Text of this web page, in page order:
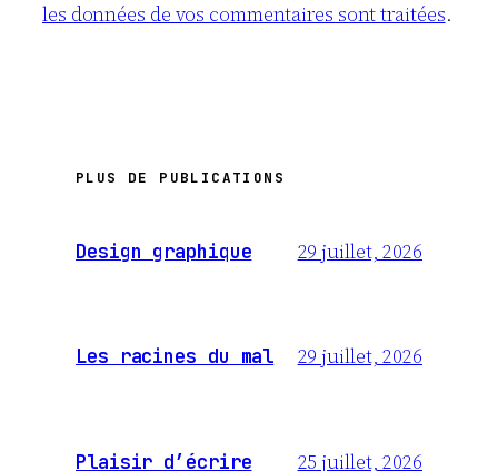
les données de vos commentaires sont traitées.
PLUS DE PUBLICATIONS
Design graphique 29 juillet, 2026
Les racines du mal 29 juillet, 2026
Plaisir d’écrire 25 juillet, 2026